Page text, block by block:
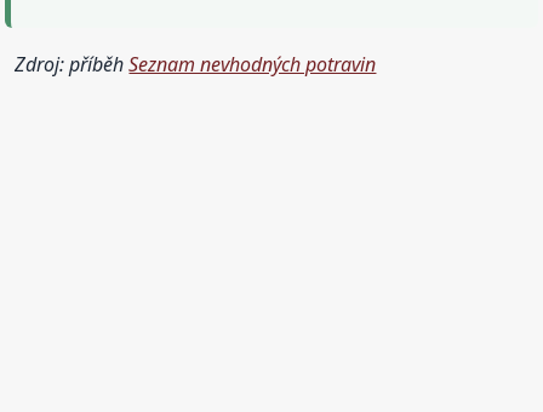
Zdroj: příběhSeznam nevhodných potravin